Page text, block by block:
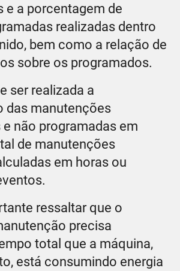
e a porcentagem de
realizadas dentro
bem como a relação de
sobre os programados.
ser realizada a
das manutenções
não programadas em
de manutenções
em horas ou
ressaltar que o
precisa
total que a máquina,
está consumindo energia